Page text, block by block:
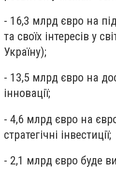
- 16,3 млрд євро на
та своїх інтересів у
Україну);
- 13,5 млрд євро на
інновації;
- 4,6 млрд євро на
стратегічні інвестиції;
- 2,1 млрд євро буде